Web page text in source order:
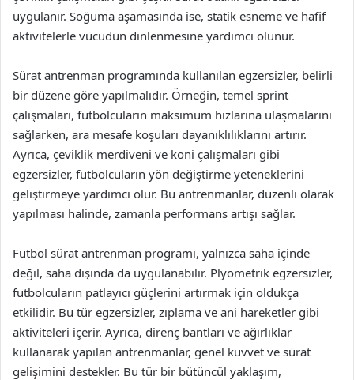
uygulanır. Soğuma aşamasında ise, statik esneme ve hafif
aktivitelerle vücudun dinlenmesine yardımcı olunur.
Sürat antrenman programında kullanılan egzersizler, belirli
bir düzene göre yapılmalıdır. Örneğin, temel sprint
çalışmaları, futbolcuların maksimum hızlarına ulaşmalarını
sağlarken, ara mesafe koşuları dayanıklılıklarını artırır.
Ayrıca, çeviklik merdiveni ve koni çalışmaları gibi
egzersizler, futbolcuların yön değiştirme yeteneklerini
geliştirmeye yardımcı olur. Bu antrenmanlar, düzenli olarak
yapılması halinde, zamanla performans artışı sağlar.
Futbol sürat antrenman programı, yalnızca saha içinde
değil, saha dışında da uygulanabilir. Plyometrik egzersizler,
futbolcuların patlayıcı güçlerini artırmak için oldukça
etkilidir. Bu tür egzersizler, zıplama ve ani hareketler gibi
aktiviteleri içerir. Ayrıca, direnç bantları ve ağırlıklar
kullanarak yapılan antrenmanlar, genel kuvvet ve sürat
gelişimini destekler. Bu tür bir bütüncül yaklaşım,